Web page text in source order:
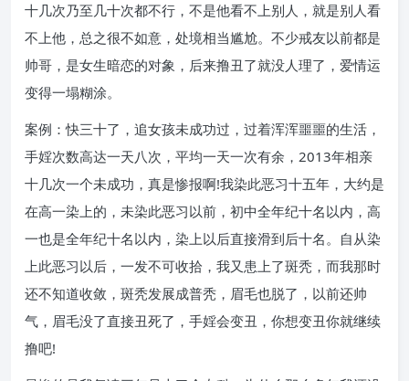
十几次乃至几十次都不行，不是他看不上别人，就是别人看
不上他，总之很不如意，处境相当尴尬。不少戒友以前都是
帅哥，是女生暗恋的对象，后来撸丑了就没人理了，爱情运
变得一塌糊涂。
案例：快三十了，追女孩未成功过，过着浑浑噩噩的生活，
手婬次数高达一天八次，平均一天一次有余，2013年相亲
十几次一个未成功，真是惨报啊!我染此恶习十五年，大约是
在高一染上的，未染此恶习以前，初中全年纪十名以内，高
一也是全年纪十名以内，染上以后直接滑到后十名。自从染
上此恶习以后，一发不可收拾，我又患上了斑秃，而我那时
还不知道收敛，斑秃发展成普秃，眉毛也脱了，以前还帅
气，眉毛没了直接丑死了，手婬会变丑，你想变丑你就继续
撸吧!